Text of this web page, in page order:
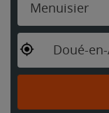
Menuisier
Doué-